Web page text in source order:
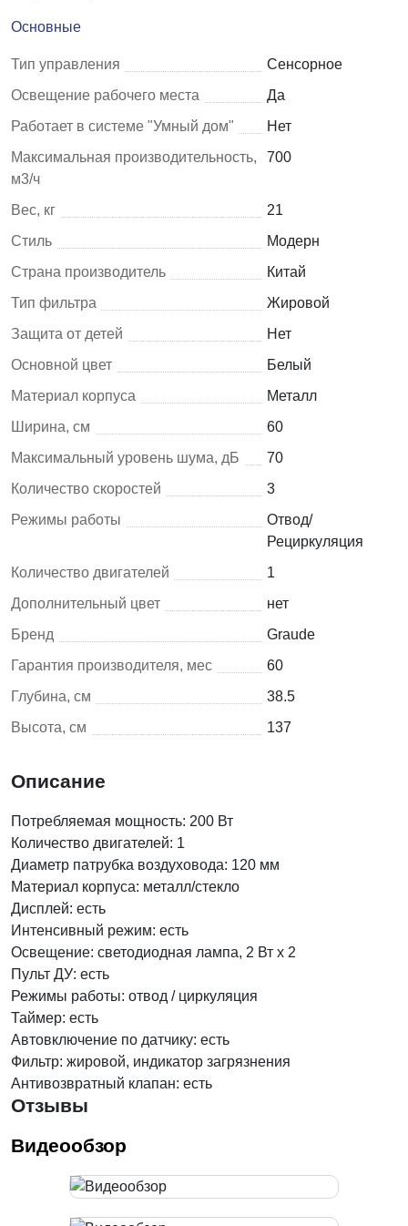
Основные
Тип управления
Сенсорное
Освещение рабочего места
Да
Работает в системе "Умный дом"
Нет
Максимальная производительность,
м3/ч
700
Вес, кг
21
Стиль
Модерн
Страна производитель
Китай
Тип фильтра
Жировой
Защита от детей
Нет
Основной цвет
Белый
Материал корпуса
Металл
Ширина, см
60
Максимальный уровень шума, дБ
70
Количество скоростей
3
Режимы работы
Отвод/
Рециркуляция
Количество двигателей
1
Дополнительный цвет
нет
Бренд
Graude
Гарантия производителя, мес
60
Глубина, см
38.5
Высота, см
137
Описание
Потребляемая мощность: 200 Вт
Количество двигателей: 1
Диаметр патрубка воздуховода: 120 мм
Материал корпуса: металл/стекло
Дисплей: есть
Интенсивный режим: есть
Освещение: светодиодная лампа, 2 Вт х 2
Пульт ДУ: есть
Режимы работы: отвод / циркуляция
Таймер: есть
Автовключение по датчику: есть
Фильтр: жировой, индикатор загрязнения
Антивозвратный клапан: есть
Отзывы
Видеообзор